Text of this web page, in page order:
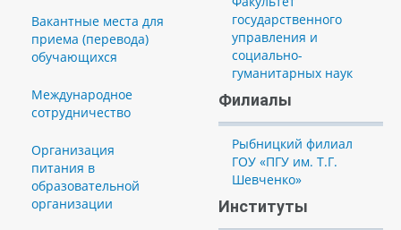
Вакантные места для
приема (перевода)
обучающихся
Международное
сотрудничество
Организация
питания в
образовательной
организации
государственного
управления и
социально-
гуманитарных наук
Филиалы
Рыбницкий филиал
ГОУ «ПГУ им. Т.Г.
Шевченко»
Институты